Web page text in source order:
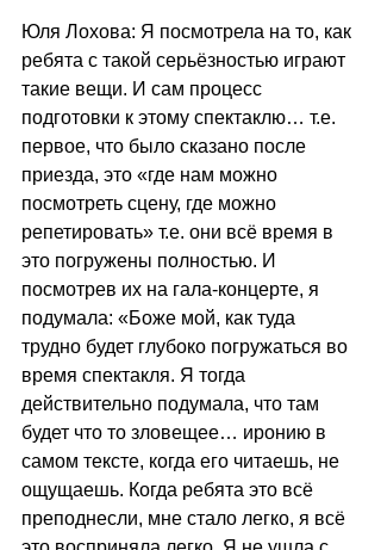
Юля Лохова: Я посмотрела на то, как
ребята с такой серьёзностью играют
такие вещи. И сам процесс
подготовки к этому спектаклю… т.е.
первое, что было сказано после
приезда, это «где нам можно
посмотреть сцену, где можно
репетировать» т.е. они всё время в
это погружены полностью. И
посмотрев их на гала-концерте, я
подумала: «Боже мой, как туда
трудно будет глубоко погружаться во
время спектакля. Я тогда
действительно подумала, что там
будет что то зловещее… иронию в
самом тексте, когда его читаешь, не
ощущаешь. Когда ребята это всё
преподнесли, мне стало легко, я всё